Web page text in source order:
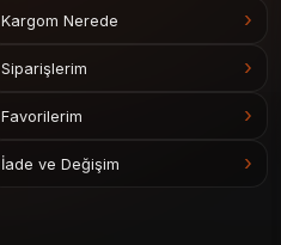
Kargom Nerede
Siparişlerim
Favorilerim
İade ve Değişim